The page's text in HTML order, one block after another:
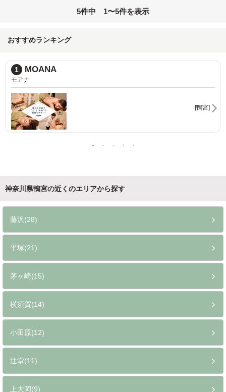
5件中 1〜5件を表示
おすすめランキング
1 MOANA
モアナ
[鴨宮]
神奈川県鴨宮の近くのエリアから探す
藤沢(28)
平塚(21)
茅ヶ崎(15)
横須賀(14)
小田原(12)
辻堂(11)
上大岡(9)